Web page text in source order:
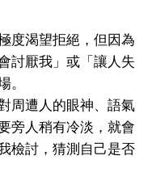
度渴望拒絕，但因為
討厭我」或「讓人失
。
周遭人的眼神、語氣
旁人稍有冷淡，就會
檢討，猜測自己是否